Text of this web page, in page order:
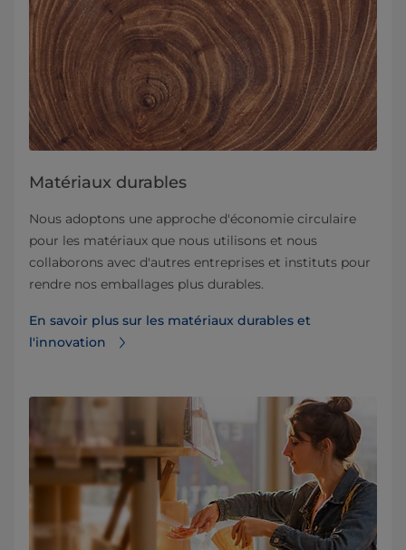
Matériaux durables
Nous adoptons une approche d'économie circulaire
pour les matériaux que nous utilisons et nous
collaborons avec d'autres entreprises et instituts pour
rendre nos emballages plus durables.
En savoir plus sur les matériaux durables et
l'innovation